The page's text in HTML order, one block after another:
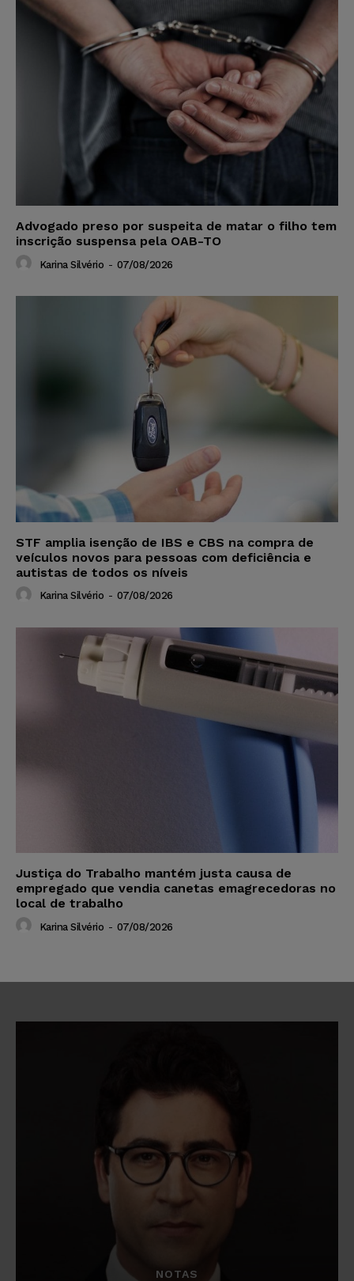
Advogado preso por suspeita de matar o filho tem
inscrição suspensa pela OAB-TO
Karina Silvério - 07/08/2026
STF amplia isenção de IBS e CBS na compra de
veículos novos para pessoas com deficiência e
autistas de todos os níveis
Karina Silvério - 07/08/2026
Justiça do Trabalho mantém justa causa de
empregado que vendia canetas emagrecedoras no
local de trabalho
Karina Silvério - 07/08/2026